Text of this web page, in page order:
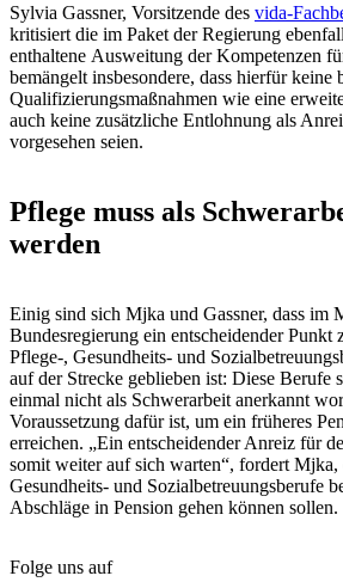
Sylvia Gassner, Vorsitzende des vida-
kritisiert die im Paket der Regierung
enthaltene Ausweitung der Kompetenzen
bemängelt insbesondere, dass hierfür keine
Qualifizierungsmaßnahmen wie eine
auch keine zusätzliche Entlohnung als
vorgesehen seien.
Pflege muss als
werden
Einig sind sich Mjka und Gassner, dass im
Bundesregierung ein entscheidender
Pflege-, Gesundheits- und
auf der Strecke geblieben ist: Diese Berufe
einmal nicht als Schwerarbeit anerkannt
Voraussetzung dafür ist, um ein früheres
erreichen. „Ein entscheidender Anreiz für
somit weiter auf sich warten“, fordert Mjka,
Gesundheits- und Sozialbetreuungsberufe
Abschläge in Pension gehen können sollen.
Folge uns auf